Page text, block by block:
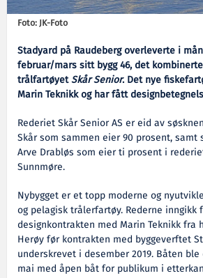
Foto: JK-Foto
Stadyard på Raudeberg overleverte i
februar/mars sitt bygg 46, det
trålfartøyetSkår Senior. Det nye
Marin Teknikk og har fått
Rederiet Skår Senior AS er eid av
Skår som sammen eier 90 prosent, samt
Arve Drabløs som eier ti prosent i
Sunnmøre.
Nybygget er et topp moderne og
og pelagisk trålerfartøy. Rederne inngikk
designkontrakten med Marin Teknikk fra
Herøy før kontrakten med byggeverftet
underskrevet i desember 2019. Båten ble
mai med åpen båt for publikum i